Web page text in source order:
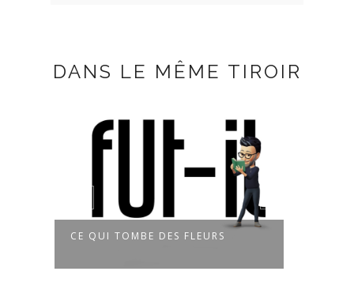
DANS LE MÊME TIROIR
CE QUI TOMBE DES FLEURS